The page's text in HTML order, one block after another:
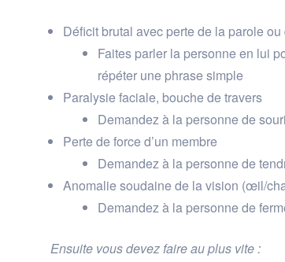
Déficit brutal avec perte de la parole ou
Faites parler la personne en lui
répéter une phrase simple
Paralysie faciale, bouche de travers
Demandez à la personne de
Perte de force d’un membre
Demandez à la personne de
Anomalie soudaine de la vision (œil/
Demandez à la personne de
Ensuite vous devez faire au plus vite :